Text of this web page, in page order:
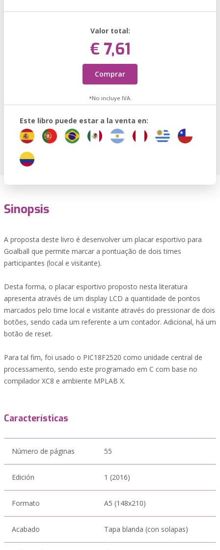
Valor total:
€ 7,61
Comprar
*No incluye IVA.
Este libro puede estar a la venta en:
Sinopsis
A proposta deste livro é desenvolver um placar esportivo para
Goalball que permite marcar a pontuação de dois times
participantes (local e visitante).
Desta forma, o placar esportivo proposto nesta literatura
apresenta através de um display LCD a quantidade de pontos
marcados pelo time local e visitante através do pressionar de dois
botões, sendo cada um referente a um contador. Adicional, há um
botão de reset.
Para tal fim, foi usado o PIC18F2520 como unidade central de
processamento, sendo este programado em C com base no
compilador XC8 e ambiente MPLAB X.
Características
Número de páginas 55
Edición 1 (2016)
Formato A5 (148x210)
Acabado Tapa blanda (con solapas)